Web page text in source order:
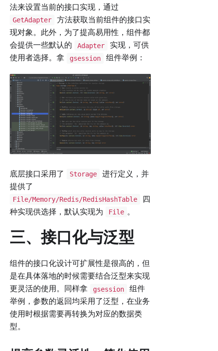
法来设置当前的接口实现，通过
GetAdapter
方法获取当前组件的接口实
现对象。此外，为了提高易用性，组件都
会提供一些默认的
Adapter
实现，可供
使用者选择。拿
gsession 组件举例：
底层接口采用了 Storage
进行定义，并
提供了
File/Memory/Redis/RedisHashTable
四
种实现供选择，默认实现为
File 。
三、接口化与泛型
组件的接口化设计可扩展性是很高的，但
是在具体落地的时候需要结合泛型来实现
更灵活的使用。同样拿
gsession
组件
举例，参数的返回均采用了泛型，在业务
使用时根据需要再转换为对应的数据类
型。